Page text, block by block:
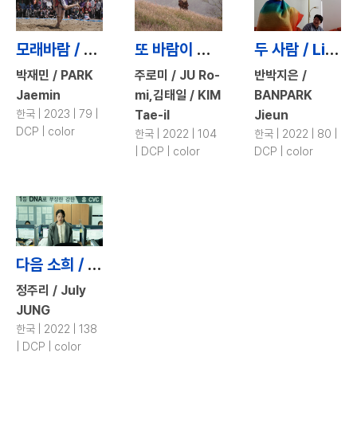
모래바람 / Sandstorm
박재민 / PARK
Jaemin
한국 | 2023 | 79 |
DCP | color
또 바람이 분다 / Again the Wind Blows
주로미 / JU Ro-
mi,김태일 / KIM
Tae-il
한국 | 2022 | 104
| DCP | color
두 사람 / Life Unrehearsed
반박지은 /
BANPARK
Jieun
한국 | 2022 | 80 |
DCP | color
다음 소희 / Next Sohee
정주리 / July
JUNG
한국 | 2022 | 138
| DCP | color